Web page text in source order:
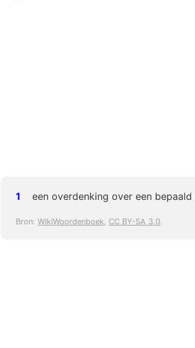
een overdenking over een
Bron: WikiWoordenboek, CC BY-SA 3.0.